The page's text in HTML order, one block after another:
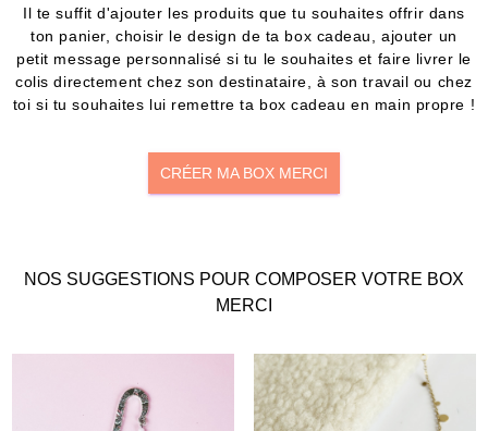
Il te suffit d'ajouter les produits que tu souhaites offrir dans
ton panier, choisir le design de ta box cadeau, ajouter un
petit message personnalisé si tu le souhaites et faire livrer le
colis directement chez son destinataire, à son travail ou chez
toi si tu souhaites lui remettre ta box cadeau en main propre !
CRÉER MA BOX MERCI
NOS SUGGESTIONS POUR COMPOSER VOTRE BOX
MERCI